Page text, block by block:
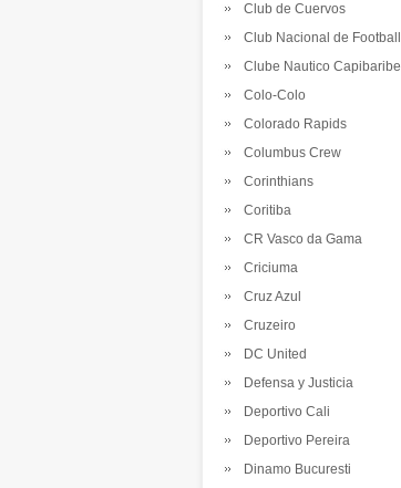
Club de Cuervos
Club Nacional de Football
Clube Nautico Capibaribe
Colo-Colo
Colorado Rapids
Columbus Crew
Corinthians
Coritiba
CR Vasco da Gama
Criciuma
Cruz Azul
Cruzeiro
DC United
Defensa y Justicia
Deportivo Cali
Deportivo Pereira
Dinamo Bucuresti